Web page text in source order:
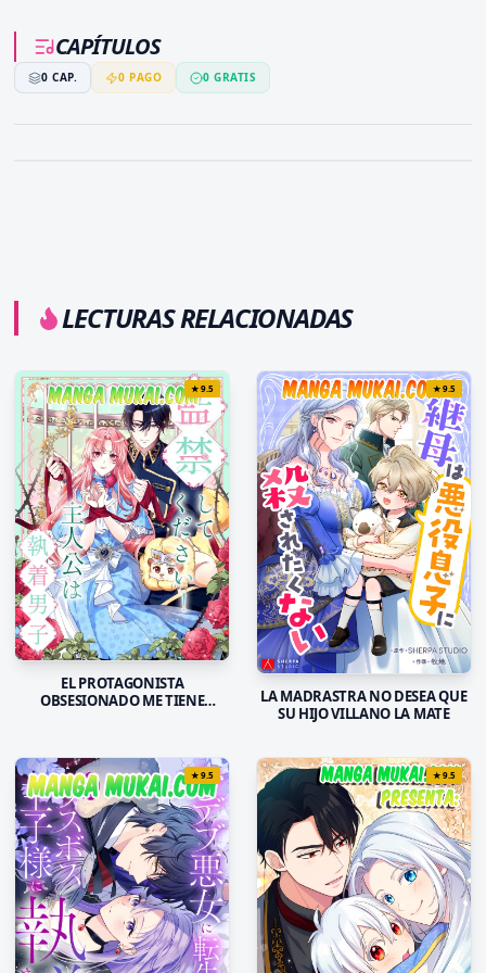
CAPÍTULOS
0 CAP. 0 PAGO 0 GRATIS
LECTURAS RELACIONADAS
★9.5
EL PROTAGONISTA
OBSESIONADO ME TIENE
★9.5
LA MADRASTRA NO DESEA QUE
SU HIJO VILLANO LA MATE
★9.5 ★9.5